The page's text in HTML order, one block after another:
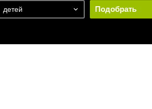
Подобрать